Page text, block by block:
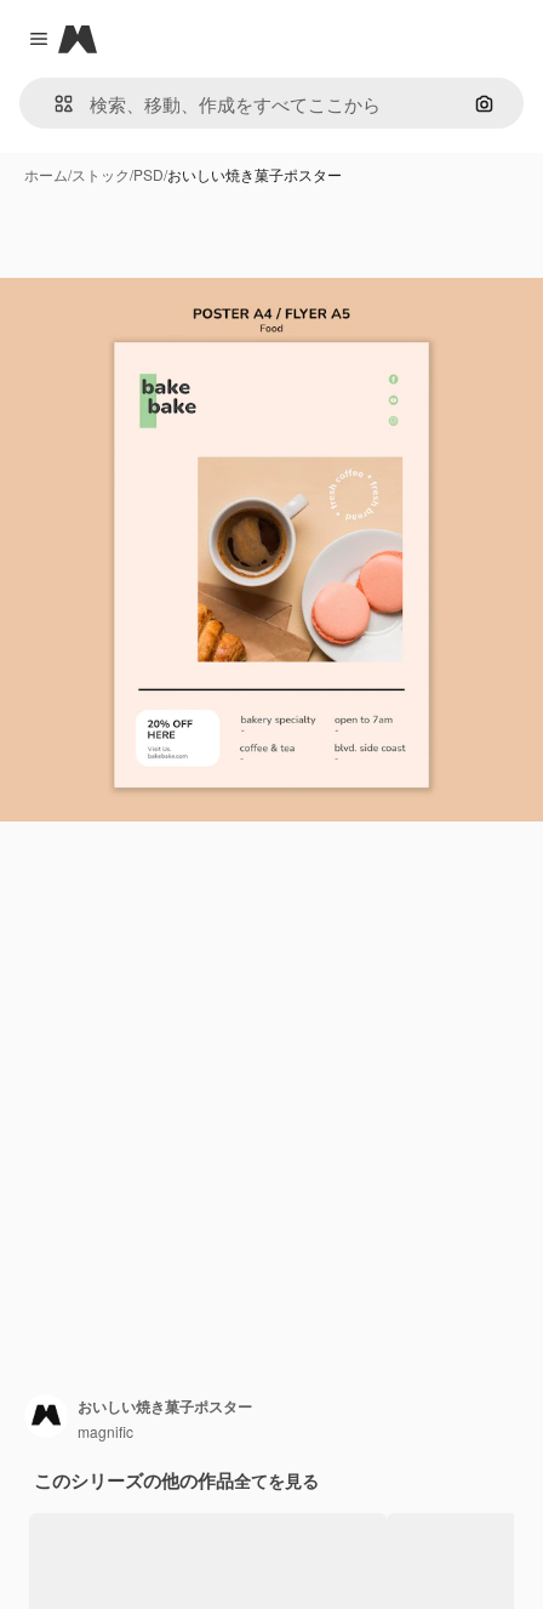
Close menu
Magnific
画像で
ホーム/ストック/PSD/おいしい焼き菓子ポスター
おいしい焼き菓子ポスター
magnific
このシリーズの他の作品全てを見る